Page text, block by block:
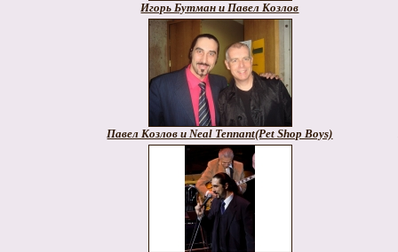
Игорь Бутман и Павел Козлов
Павел Козлов и Neal Tennant(Pet Shop Boys)